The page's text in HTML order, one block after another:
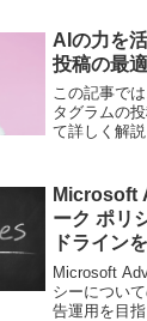
AIの力を
投稿の最
この記事で
タグラムの
て詳しく解
Microsoft
ーク ポリ
ドライン
Microsoft
シーについ
告運用を目指